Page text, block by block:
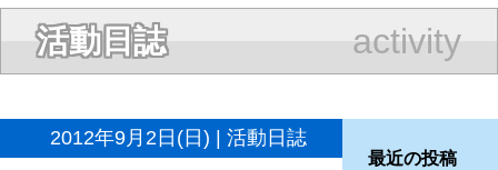
活動日誌 activity
2012年9月2日(日) | 活動日誌
最近の投稿